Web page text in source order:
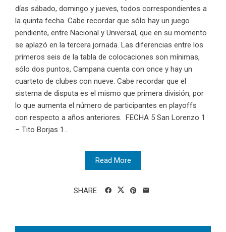
días sábado, domingo y jueves, todos correspondientes a
la quinta fecha. Cabe recordar que sólo hay un juego
pendiente, entre Nacional y Universal, que en su momento
se aplazó en la tercera jornada. Las diferencias entre los
primeros seis de la tabla de colocaciones son mínimas,
sólo dos puntos, Campana cuenta con once y hay un
cuarteto de clubes con nueve. Cabe recordar que el
sistema de disputa es el mismo que primera división, por
lo que aumenta el número de participantes en playoffs
con respecto a años anteriores. FECHA 5 San Lorenzo 1
– Tito Borjas 1...
Read More
SHARE